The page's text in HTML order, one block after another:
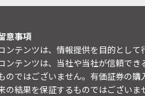
意事項
ンテンツは、情報提供を目的として
ンテンツは、当社や当社が信頼で
のではございません。有価証券の
の結果を保証するものではござい